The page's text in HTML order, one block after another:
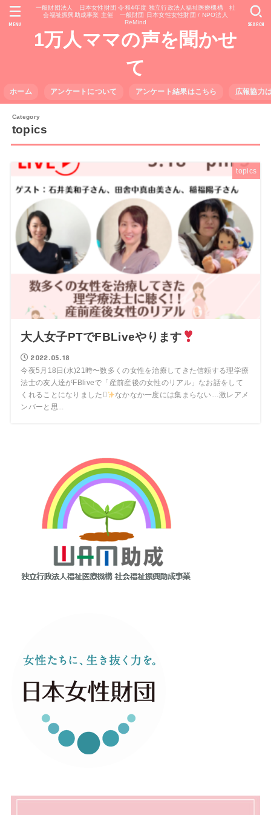
一般財団法人 日本女性財団 令和4年度 独立行政法人福祉医療機構 社
会福祉振興助成事業 主催 一般財団 日本女性女性財団 / NPO法人
ReMind
1万人ママの声を聞かせ
て
ホーム アンケートについて アンケート結果はこちら 広報協力
SEARCH
MENU
topics
topics
大人女子PTでFBLiveやります
2022.05.18
今夜5月18日(水)21時〜数多くの女性を治療してきた信頼する理学療
法士の友人達がFBliveで「産前産後の女性のリアル」なお話をして
くれることになりました
なかなか一度には集まらない…激レアメ
ンバーと思...